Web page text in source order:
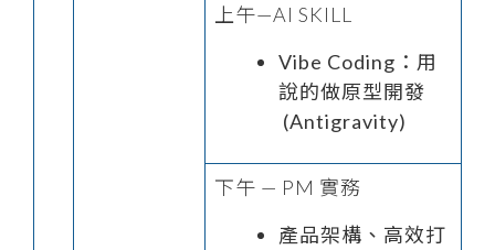
上午—AI SKILL
Vibe Coding：用
說的做原型開發
(Antigravity)
下午 — PM 實務
產品架構、高效打